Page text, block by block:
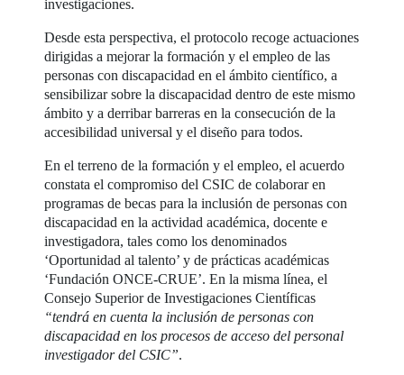
investigaciones.
Desde esta perspectiva, el protocolo recoge actuaciones
dirigidas a mejorar la formación y el empleo de las
personas con discapacidad en el ámbito científico, a
sensibilizar sobre la discapacidad dentro de este mismo
ámbito y a derribar barreras en la consecución de la
accesibilidad universal y el diseño para todos.
En el terreno de la formación y el empleo, el acuerdo
constata el compromiso del CSIC de colaborar en
programas de becas para la inclusión de personas con
discapacidad en la actividad académica, docente e
investigadora, tales como los denominados
‘Oportunidad al talento’ y de prácticas académicas
‘Fundación ONCE-CRUE’. En la misma línea, el
Consejo Superior de Investigaciones Científicas
“tendrá en cuenta la inclusión de personas con
discapacidad en los procesos de acceso del personal
investigador del CSIC”.